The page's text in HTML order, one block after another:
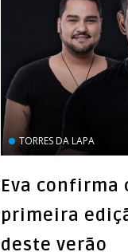
TORRES DA LAPA
Eva confirma
primeira